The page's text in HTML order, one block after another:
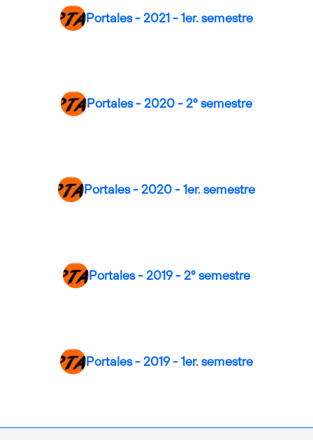
Portales - 2021 - 1er. semestre
Portales - 2020 - 2º semestre
Portales - 2020 - 1er. semestre
Portales - 2019 - 2º semestre
Portales - 2019 - 1er. semestre